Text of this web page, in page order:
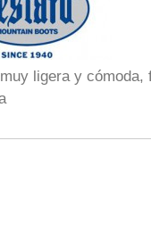
ligera y